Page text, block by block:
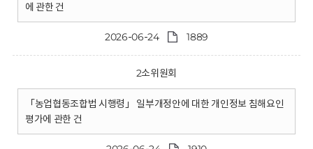
에 관한 건
2026-06-24 1889
2소위원회
「농업협동조합법 시행령」 일부개정안에 대한 개인정보 침해요인
평가에 관한 건